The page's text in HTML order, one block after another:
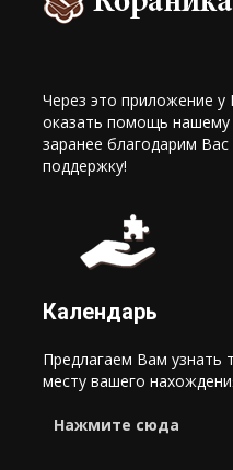
Через это приложение
оказать помощь
заранее благодарим
поддержку!
Календарь
Предлагаем Вам узнать
месту вашего
Нажмите сюда